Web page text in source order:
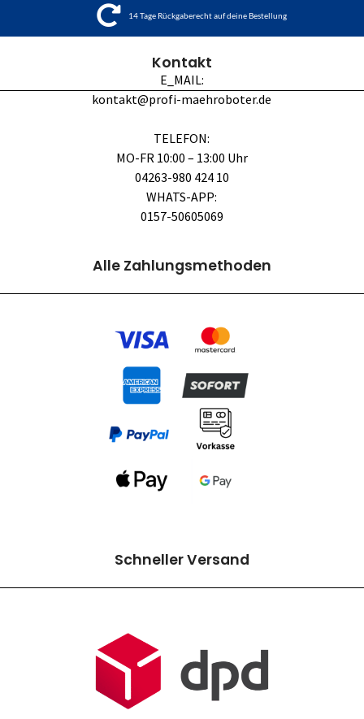
14 Tage Rückgaberecht auf deine Bestellung
Kontakt
E_MAIL:
kontakt@profi-maehroboter.de
TELEFON:
MO-FR 10:00 – 13:00 Uhr
04263-980 424 10
WHATS-APP:
0157-50605069
Alle Zahlungsmethoden
Schneller Versand